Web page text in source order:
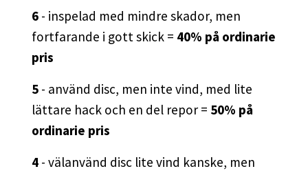
6 - inspelad med mindre skador, men
fortfarande i gott skick = 40% på ordinarie
pris
5 - använd disc, men inte vind, med lite
lättare hack och en del repor = 50% på
ordinarie pris
4 - välanvänd disc lite vind kanske, men